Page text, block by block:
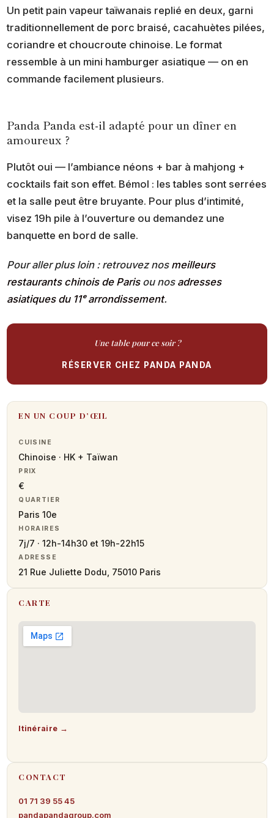
Un petit pain vapeur taïwanais replié en deux, garni
traditionnellement de porc braisé, cacahuètes pilées,
coriandre et choucroute chinoise. Le format
ressemble à un mini hamburger asiatique — on en
commande facilement plusieurs.
Panda Panda est-il adapté pour un dîner en
amoureux ?
Plutôt oui — l’ambiance néons + bar à mahjong +
cocktails fait son effet. Bémol : les tables sont serrées
et la salle peut être bruyante. Pour plus d’intimité,
visez 19h pile à l’ouverture ou demandez une
banquette en bord de salle.
Pour aller plus loin : retrouvez nos meilleurs
restaurants chinois de Parisou nos adresses
asiatiques du 11ᵉ arrondissement.
Une table pour ce soir ?
RÉSERVER CHEZ PANDA PANDA
EN UN COUP D’ŒIL
CUISINE
Chinoise · HK + Taïwan
PRIX
€
QUARTIER
Paris 10e
HORAIRES
7j/7 · 12h-14h30 et 19h-22h15
ADRESSE
21 Rue Juliette Dodu, 75010 Paris
CARTE
Itinéraire →
CONTACT
01 71 39 55 45
pandapandagroup.com